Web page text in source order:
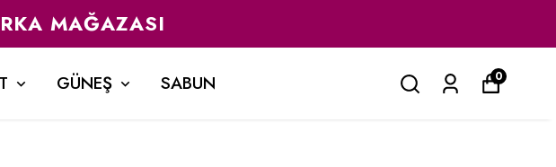
MAĞAZASI
GÜNEŞ SABUN 0